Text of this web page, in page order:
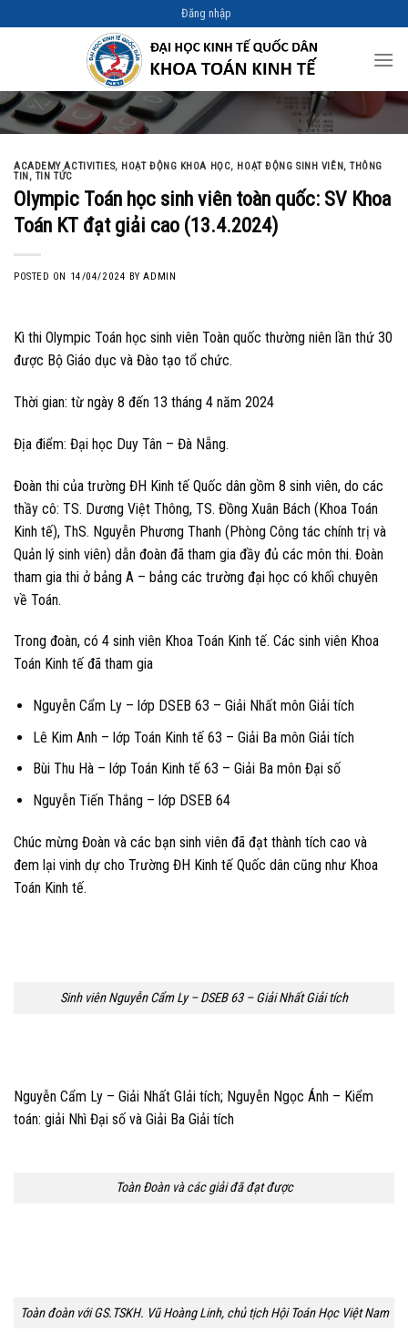
to
Đăng nhập
ACADEMY ACTIVITIES, HOẠT ĐỘNG KHOA HỌC, HOẠT ĐỘNG SINH VIÊN,THÔNG
TIN, TIN TỨC
Olympic Toán học sinh viên toàn quốc: SV Khoa
Toán KT đạt giải cao (13.4.2024)
POSTED ON 14/04/2024 BYADMIN
Kì thi Olympic Toán học sinh viên Toàn quốc thường niên lần thứ 30
được Bộ Giáo dục và Đào tạo tổ chức.
Thời gian: từ ngày 8 đến 13 tháng 4 năm 2024
Địa điểm: Đại học Duy Tân – Đà Nẵng.
Đoàn thi của trường ĐH Kinh tế Quốc dân gồm 8 sinh viên, do các
thầy cô: TS. Dương Việt Thông, TS. Đồng Xuân Bách (Khoa Toán
Kinh tế), ThS. Nguyễn Phương Thanh (Phòng Công tác chính trị và
Quản lý sinh viên) dẫn đoàn đã tham gia đầy đủ các môn thi. Đoàn
tham gia thi ở bảng A – bảng các trường đại học có khối chuyên
về Toán.
Trong đoàn, có 4 sinh viên Khoa Toán Kinh tế. Các sinh viên Khoa
Toán Kinh tế đã tham gia
Nguyễn Cẩm Ly – lớp DSEB 63 – Giải Nhất môn Giải tích
Lê Kim Anh – lớp Toán Kinh tế 63 – Giải Ba môn Giải tích
Bùi Thu Hà – lớp Toán Kinh tế 63 – Giải Ba môn Đại số
Nguyễn Tiến Thắng – lớp DSEB 64
Chúc mừng Đoàn và các bạn sinh viên đã đạt thành tích cao và
đem lại vinh dự cho Trường ĐH Kinh tế Quốc dân cũng như Khoa
Toán Kinh tế.
Sinh viên Nguyễn Cẩm Ly – DSEB 63 – Giải Nhất Giải tích
Nguyễn Cẩm Ly – Giải Nhất GIải tích; Nguyễn Ngọc Ánh – Kiểm
toán: giải Nhì Đại số và Giải Ba Giải tích
Toàn Đoàn và các giải đã đạt được
Toàn đoàn với GS.TSKH. Vũ Hoàng Linh, chủ tịch Hội Toán Học Việt Nam